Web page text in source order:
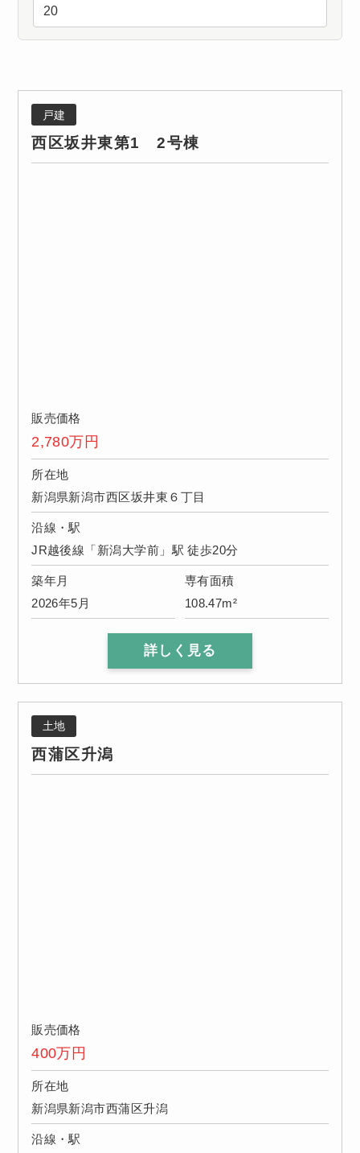
戸建
西区坂井東第1 2号棟
販売価格
2,780万円
所在地
新潟県新潟市西区坂井東６丁目
沿線・駅
JR越後線「新潟大学前」駅 徒歩20分
築年月
2026年5月
専有面積
108.47m²
詳しく見る
土地
西蒲区升潟
販売価格
400万円
所在地
新潟県新潟市西蒲区升潟
沿線・駅